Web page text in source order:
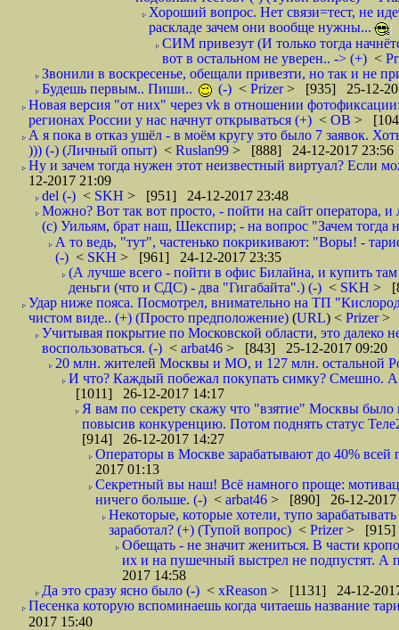
Хороший вопрос. Нет связи=тест, не
раскладе зачем они вообще нужны...
СИМ привезут (И только тогда
вот в остальном не уверен.. -> (+) <
Звонили в воскресенье, обещали привезти, но так и не
Будешь первым.. Пиши..
(-) < Prizer> [935] 25-12-
Новая версия "от них" через vk в отношении
регионах России у нас начнут открываться (+) < ОВ >
А я пока в отказ ушёл - в моём кругу это было 7 заявок.
))) (-) (Личный опыт) < Ruslan99 > [888] 24-12-2017 23:56
Ну и зачем тогда нужен этот неизвестный виртуал? Если
12-2017 21:09
del (-) < SKH > [951] 24-12-2017 23:48
Можно? Вот так вот просто, - пойти на сайт оператора,
(с) Уильям, брат наш, Шекспир; - на вопрос "Зачем тогда
А то ведь, "тут", частенько покрикивают: "Воры! -
(-) < SKH > [961] 24-12-2017 23:35
(А лучше всего - пойти в офис Билайна, и купить
деньги (что и СДС) - два "Гигабайта".) (-) < SKH >
Удар ниже пояса. Посмотрел, внимательно на ТП
чистом виде.. (+) (Просто предположение) (URL) < Prizer>
Учитывая покрытие по Московской области, это далеко
воспользоваться. (-) < arbat46 > [843] 25-12-2017 09:20
20 млн. жителей Москвы и МО, и 127 млн. остальной
И что? Каждый побежал покупать симку? Смешно. А
[1011] 26-12-2017 14:17
Я вам по секрету скажу что "взятие" Москвы
повысив конкуренцию. Потом поднять статус
[914] 26-12-2017 14:27
Операторы в Москве зарабатывают до 40% всей
2017 01:13
Секретный вы наш! Всё намного проще:
ничего больше. (-) < arbat46 > [890] 26-12-2017
Некоторые, которые хотели, тупо
заработал? (+) (Тупой вопрос) < Prizer> [915]
Обещать - не значит жениться. В части
их и на пушечный выстрел не подпустят. А
2017 14:58
Да это сразу ясно было (-) < xReason > [1131] 24-12-
Песенка которую вспоминаешь когда читаешь название
2017 15:40